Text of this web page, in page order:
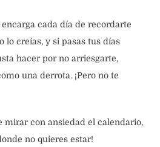
cada día de recordarte
lo creías, y si pasas tus días
hacer por no arriesgarte,
una derrota. ¡Pero no te
mirar con ansiedad el calendario,
no quieres estar!